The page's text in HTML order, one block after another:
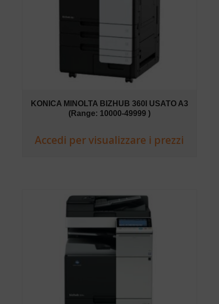
KONICA MINOLTA BIZHUB 360I USATO A3
(Range: 10000-49999 )
Accedi per visualizzare i prezzi